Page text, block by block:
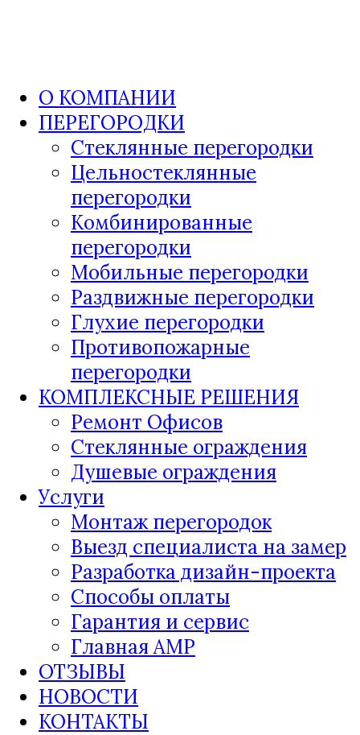
О КОМПАНИИ
ПЕРЕГОРОДКИ
Стеклянные перегородки
Цельностеклянные
перегородки
Комбинированные
перегородки
Мобильные перегородки
Раздвижные перегородки
Глухие перегородки
Противопожарные
перегородки
КОМПЛЕКСНЫЕ РЕШЕНИЯ
Ремонт Офисов
Стеклянные ограждения
Душевые ограждения
Услуги
Монтаж перегородок
Выезд специалиста на замер
Разработка дизайн-проекта
Способы оплаты
Гарантия и сервис
Главная AMP
ОТЗЫВЫ
НОВОСТИ
КОНТАКТЫ